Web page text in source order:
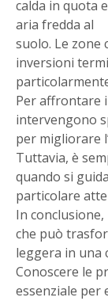
calda in quota e
aria fredda al
suolo. Le zone
inversioni
Per affrontare
intervengono
per migliorare
Tuttavia, è
quando si
particolare
In
che può
leggera in una
Conoscere le
essenziale per